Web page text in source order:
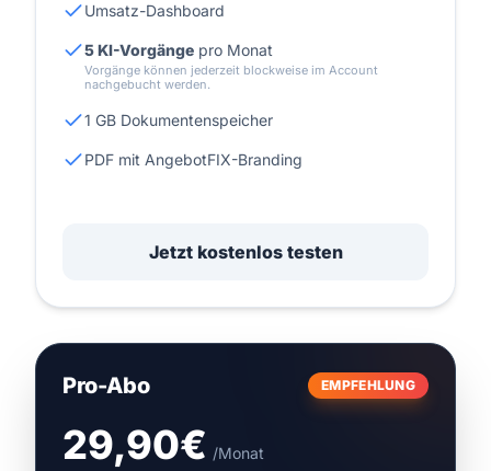
Umsatz-Dashboard
5 KI-Vorgänge pro Monat
Vorgänge können jederzeit blockweise im Account
nachgebucht werden.
1 GB Dokumentenspeicher
PDF mit AngebotFIX-Branding
Jetzt kostenlos testen
Pro-Abo EMPFEHLUNG
29,90€ /Monat